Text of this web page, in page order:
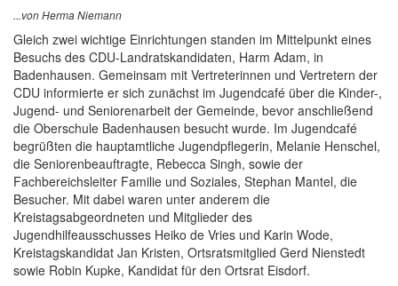
...von Herma Niemann
Gleich zwei wichtige Einrichtungen standen im Mittelpunkt eines
Besuchs des CDU-Landratskandidaten, Harm Adam, in
Badenhausen. Gemeinsam mit Vertreterinnen und Vertretern der
CDU informierte er sich zunächst im Jugendcafé über die Kinder-,
Jugend- und Seniorenarbeit der Gemeinde, bevor anschließend
die Oberschule Badenhausen besucht wurde. Im Jugendcafé
begrüßten die hauptamtliche Jugendpflegerin, Melanie Henschel,
die Seniorenbeauftragte, Rebecca Singh, sowie der
Fachbereichsleiter Familie und Soziales, Stephan Mantel, die
Besucher. Mit dabei waren unter anderem die
Kreistagsabgeordneten und Mitglieder des
Jugendhilfeausschusses Heiko de Vries und Karin Wode,
Kreistagskandidat Jan Kristen, Ortsratsmitglied Gerd Nienstedt
sowie Robin Kupke, Kandidat für den Ortsrat Eisdorf.